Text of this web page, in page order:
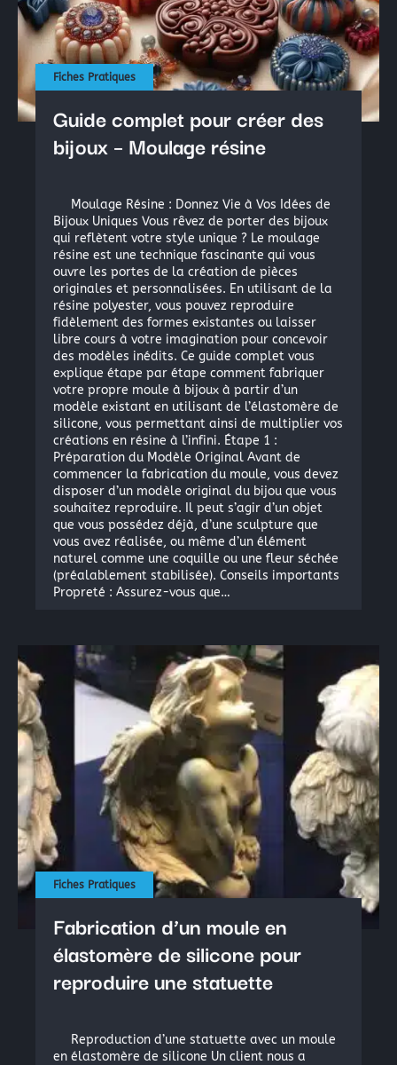
Fiches Pratiques
Guide complet pour créer des
bijoux – Moulage résine
Moulage Résine : Donnez Vie à Vos Idées de
Bijoux Uniques Vous rêvez de porter des bijoux
qui reflètent votre style unique ? Le moulage
résine est une technique fascinante qui vous
ouvre les portes de la création de pièces
originales et personnalisées. En utilisant de la
résine polyester, vous pouvez reproduire
fidèlement des formes existantes ou laisser
libre cours à votre imagination pour concevoir
des modèles inédits. Ce guide complet vous
explique étape par étape comment fabriquer
votre propre moule à bijoux à partir d’un
modèle existant en utilisant de l’élastomère de
silicone, vous permettant ainsi de multiplier vos
créations en résine à l’infini. Étape 1 :
Préparation du Modèle Original Avant de
commencer la fabrication du moule, vous devez
disposer d’un modèle original du bijou que vous
souhaitez reproduire. Il peut s’agir d’un objet
que vous possédez déjà, d’une sculpture que
vous avez réalisée, ou même d’un élément
naturel comme une coquille ou une fleur séchée
(préalablement stabilisée). Conseils importants
Propreté : Assurez-vous que…
Fiches Pratiques
Fabrication d’un moule en
élastomère de silicone pour
reproduire une statuette
Reproduction d’une statuette avec un moule
en élastomère de silicone Un client nous a
La peinture nautique
La peinture en bombe
Résine Polyester ou résine Polyuréthane pour la
Acryliques et Plâtres
Le moulage résine
Les colles structurales: Époxydes, Polyuréthanes,
Les colles instantanées
Les colles souples